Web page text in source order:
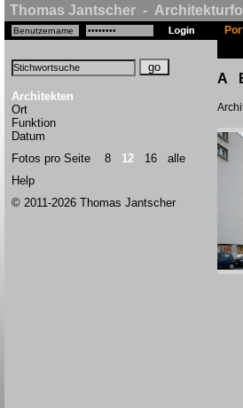
Thomas Jantscher -
Architekten
Ort
Funktion
Datum
Fotos pro Seite 8 12 16
alle
Help
© 2011-2026 Thomas Jantscher
A